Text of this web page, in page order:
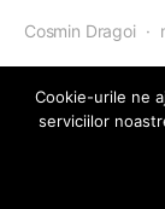
Cosmin Dragoi
Cookie-urile ne
serviciilor